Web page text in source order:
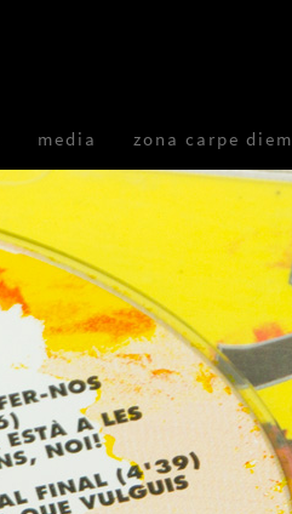
media zona carpe diem